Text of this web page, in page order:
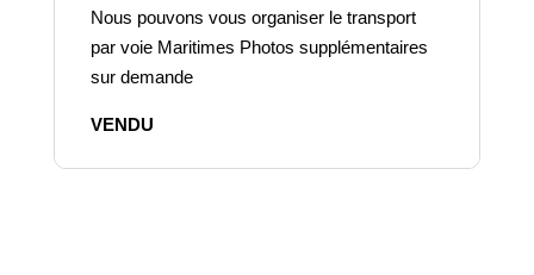
Nous pouvons vous organiser le transport
par voie Maritimes Photos supplémentaires
sur demande
VENDU